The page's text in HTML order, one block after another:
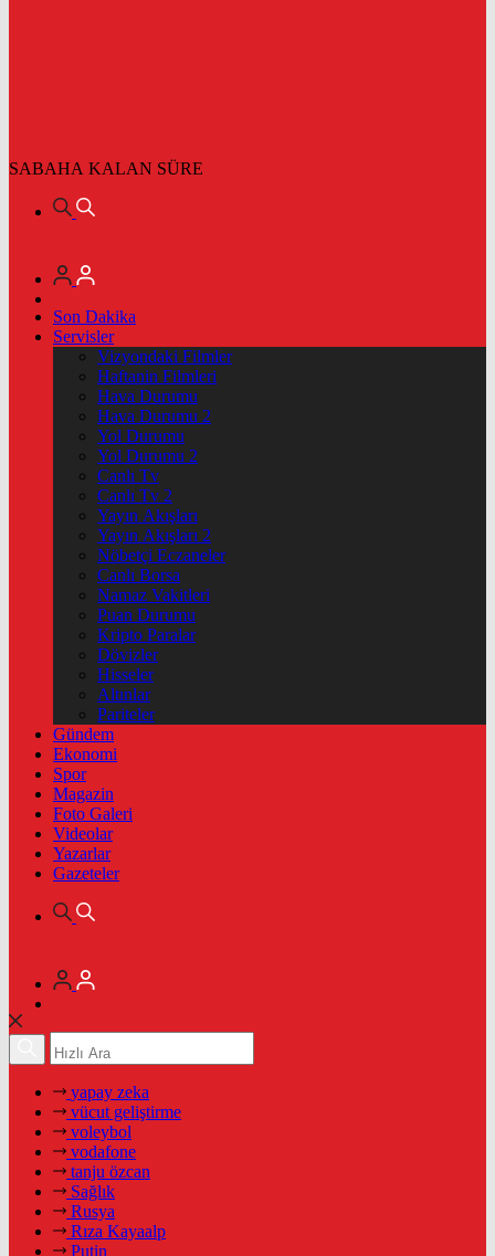
SABAHA KALAN SÜRE
Son Dakika
Servisler
Vizyondaki Filmler
Haftanin Filmleri
Hava Durumu
Hava Durumu 2
Yol Durumu
Yol Durumu 2
Canlı Tv
Canlı Tv 2
Yayın Akışları
Yayın Akışları 2
Nöbetçi Eczaneler
Canlı Borsa
Namaz Vakitleri
Puan Durumu
Kripto Paralar
Dövizler
Hisseler
Altınlar
Pariteler
Gündem
Ekonomi
Spor
Magazin
Foto Galeri
Videolar
Yazarlar
Gazeteler
yapay zeka
vücut geliştirme
voleybol
vodafone
tanju özcan
Sağlık
Rusya
Rıza Kayaalp
Putin